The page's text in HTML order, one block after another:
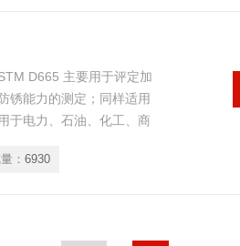
D665 主要用于评定加
锈能力的测定；同样适用
于电力、石油、化工、商
： 6930